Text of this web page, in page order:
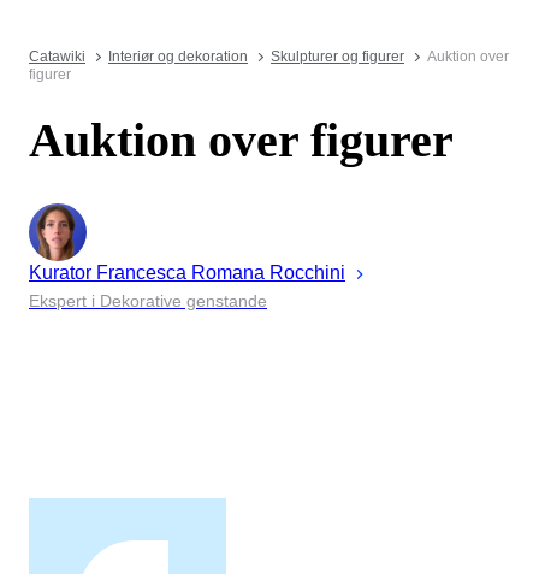
Catawiki Interiør og dekoration Skulpturer og figurer
Auktion over
figurer
Auktion over figurer
Kurator Francesca Romana Rocchini
Ekspert i Dekorative genstande